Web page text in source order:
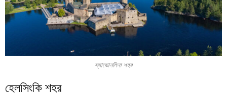
স্যাভোনলিনা শহর
হেলসিংকি শহর